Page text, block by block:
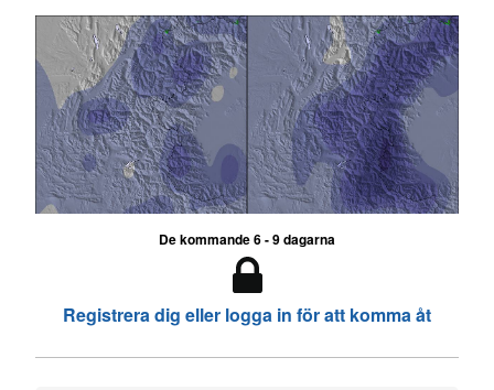
De kommande 6 - 9 dagarna
Registrera dig eller logga in för att komma åt